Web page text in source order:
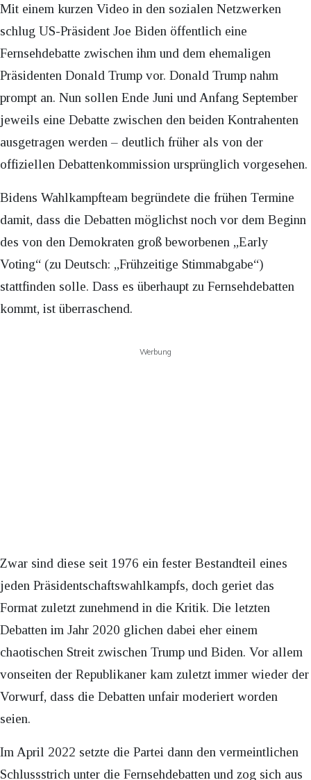
Mit einem kurzen Video in den sozialen Netzwerken
schlug US-Präsident Joe Biden öffentlich eine
Fernsehdebatte zwischen ihm und dem ehemaligen
Präsidenten Donald Trump vor. Donald Trump nahm
prompt an. Nun sollen Ende Juni und Anfang September
jeweils eine Debatte zwischen den beiden Kontrahenten
ausgetragen werden – deutlich früher als von der
offiziellen Debattenkommission ursprünglich vorgesehen.
Bidens Wahlkampfteam begründete die frühen Termine
damit, dass die Debatten möglichst noch vor dem Beginn
des von den Demokraten groß beworbenen „Early
Voting“ (zu Deutsch: „Frühzeitige Stimmabgabe“)
stattfinden solle. Dass es überhaupt zu Fernsehdebatten
kommt, ist überraschend.
Werbung
Zwar sind diese seit 1976 ein fester Bestandteil eines
jeden Präsidentschaftswahlkampfs, doch geriet das
Format zuletzt zunehmend in die Kritik. Die letzten
Debatten im Jahr 2020 glichen dabei eher einem
chaotischen Streit zwischen Trump und Biden. Vor allem
vonseiten der Republikaner kam zuletzt immer wieder der
Vorwurf, dass die Debatten unfair moderiert worden
seien.
Im April 2022 setzte die Partei dann den vermeintlichen
Schlussstrich unter die Fernsehdebatten und zog sich aus